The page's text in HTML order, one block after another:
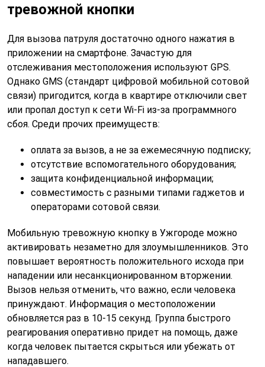
тревожной кнопки
Для вызова патруля достаточно одного нажатия в
приложении на смартфоне. Зачастую для
отслеживания местоположения используют GPS.
Однако GMS (стандарт цифровой мобильной сотовой
связи) пригодится, когда в квартире отключили свет
или пропал доступ к сети Wi-Fi из-за программного
сбоя. Среди прочих преимуществ:
оплата за вызов, а не за ежемесячную подписку;
отсутствие вспомогательного оборудования;
защита конфиденциальной информации;
совместимость с разными типами гаджетов и
операторами сотовой связи.
Мобильную тревожную кнопку в Ужгороде можно
активировать незаметно для злоумышленников. Это
повышает вероятность положительного исхода при
нападении или несанкционированном вторжении.
Вызов нельзя отменить, что важно, если человека
принуждают. Информация о местоположении
обновляется раз в 10-15 секунд. Группа быстрого
реагирования оперативно придет на помощь, даже
когда человек пытается скрыться или убежать от
нападавшего.